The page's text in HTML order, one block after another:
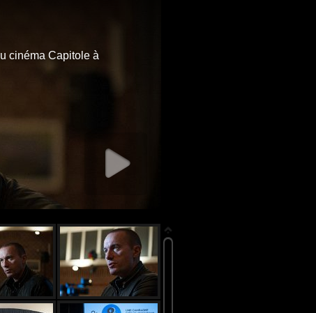
cinéma Capitole à